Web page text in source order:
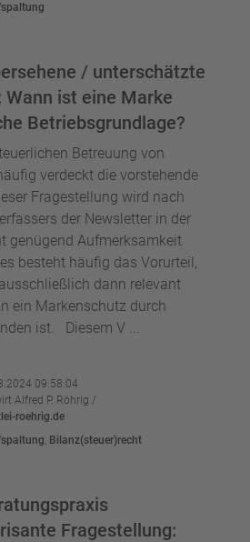
/ unterschätzte
Wann ist eine Marke
Betriebsgrundlage?
Betreuung von
verdeckt die vorstehende
Fragestellung wird nach
der Newsletter in der
genügend Aufmerksamkeit
besteht häufig das Vorurteil,
dann relevant
ein Markenschutz durch
ist. Diesem V ...
09:58:04
Alfred P. Röhrig /
roehrig.de
, Bilanz(steuer)recht
Fragestellung: